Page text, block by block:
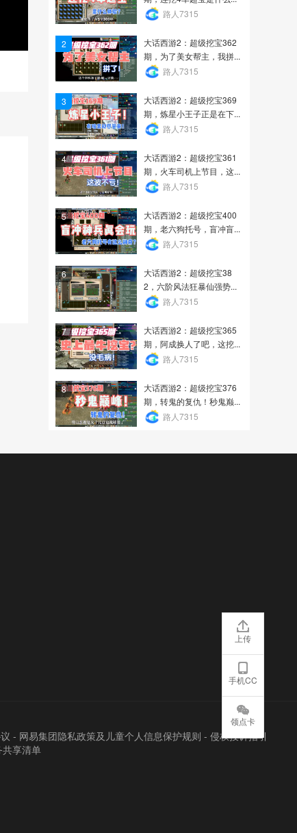
新技能祸福一念战斗状态
展示
3.6万
路人7315
2
大话西游2：超级挖宝362
期，为了美女帮主，我拼...
路人7315
3
大话西游2：超级挖宝369
期，炼星小王子正是在下...
路人7315
4
大话西游2：超级挖宝361
期，火车司机上节目，这...
路人7315
5
大话西游2：超级挖宝400
期，老六狗托号，盲冲盲...
路人7315
6
大话西游2：超级挖宝38
2，六阶风法狂暴仙强势...
路人7315
7
大话西游2：超级挖宝365
期，阿成换人了吧，这挖...
路人7315
8
大话西游2：超级挖宝376
期，转鬼的复仇！秒鬼巅...
路人7315
- 网易集团隐私政策及儿童个人信息保护规则 - 侵权投诉指引
享清单
上传
手机CC
领点卡